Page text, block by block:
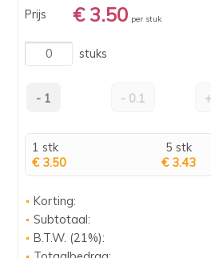
Prijs € 3.50 per stuk
stuks
1 stk
€ 3.50
5 stk
€ 3.43
Korting:
Subtotaal:
B.T.W. (21%):